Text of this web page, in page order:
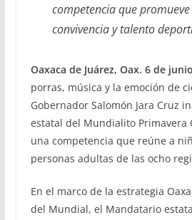
competencia que
convivencia y talento
Oaxaca de Juárez, Oax. 6 de
porras, música y la emoción de
Gobernador Salomón Jara Cruz
estatal del Mundialito Primavera
una competencia que reúne a
personas adultas de las ocho
En el marco de la estrategia
del Mundial, el Mandatario